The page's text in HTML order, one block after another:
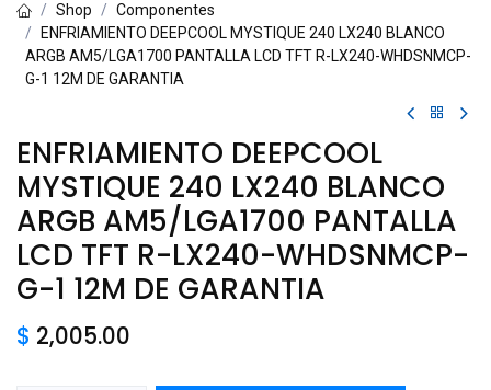
Shop
Componentes
ENFRIAMIENTO DEEPCOOL MYSTIQUE 240 LX240 BLANCO
ARGB AM5/LGA1700 PANTALLA LCD TFT R-LX240-WHDSNMCP-
G-1 12M DE GARANTIA
ENFRIAMIENTO DEEPCOOL
MYSTIQUE 240 LX240 BLANCO
ARGB AM5/LGA1700 PANTALLA
LCD TFT R-LX240-WHDSNMCP-
G-1 12M DE GARANTIA
$ 2,005.00